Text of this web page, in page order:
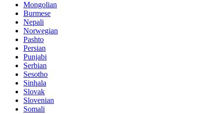
Mongolian
Burmese
Nepali
Norwegian
Pashto
Persian
Punjabi
Serbian
Sesotho
Sinhala
Slovak
Slovenian
Somali